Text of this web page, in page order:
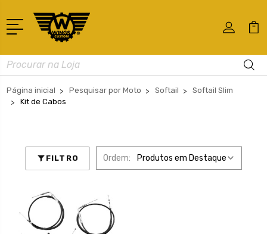
Busca
Página inicial Pesquisar por Moto Softail
Softail Slim
Kit de Cabos
FILTRO Ordem: